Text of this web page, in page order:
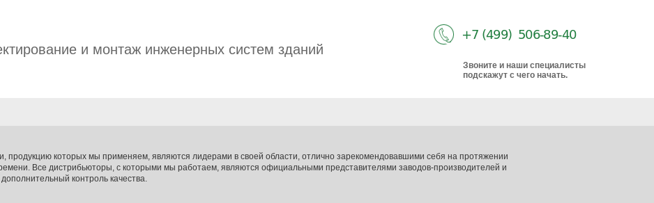
и монтаж инженерных систем зданий
Звоните и наши специалисты
подскажут с чего начать.
продукцию которых мы применяем, являются лидерами в своей области, отлично зарекомендовавшими себя на протяжении
Все дистрибьюторы, с которыми мы работаем, являются официальными представителями заводов-производителей и
контроль качества.